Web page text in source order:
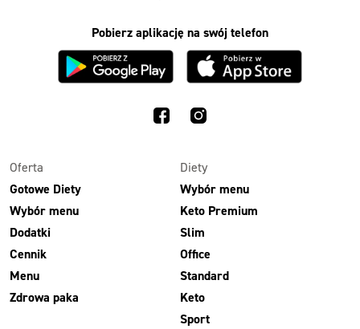
Pobierz aplikację na swój telefon
Oferta
Gotowe Diety
Wybór menu
Dodatki
Cennik
Menu
Zdrowa paka
Diety
Wybór menu
Keto Premium
Slim
Office
Standard
Keto
Sport